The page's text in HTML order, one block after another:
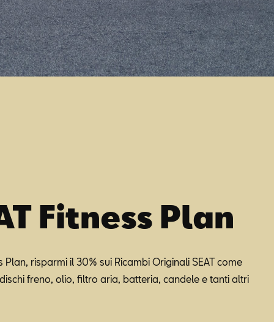
Fitness Plan
Plan, risparmi il 30% sui Ricambi Originali SEAT come
freno, olio, filtro aria, batteria, candele e tanti altri